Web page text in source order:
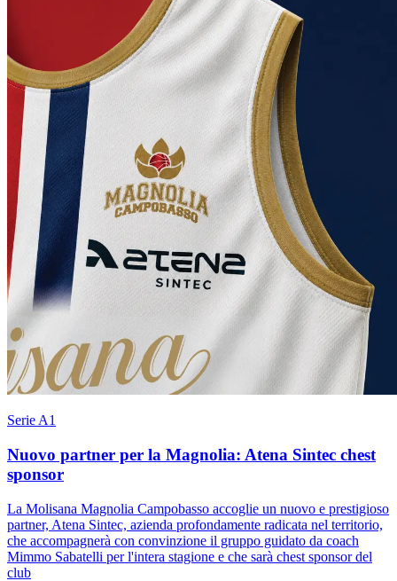
Serie A1
Nuovo partner per la Magnolia: Atena Sintec chest
sponsor
La Molisana Magnolia Campobasso accoglie un nuovo e prestigioso
partner, Atena Sintec, azienda profondamente radicata nel territorio,
che accompagnerà con convinzione il gruppo guidato da coach
Mimmo Sabatelli per l'intera stagione e che sarà chest sponsor del
club